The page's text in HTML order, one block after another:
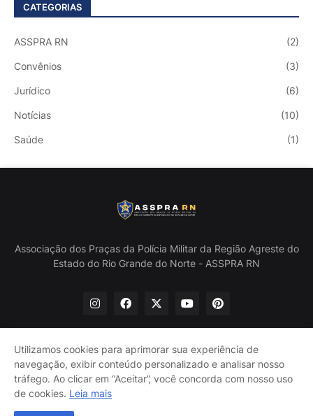
CATEGORIAS
ASSPRA RN (2)
Convênios (3)
Jurídico (6)
Notícias (10)
Saúde (1)
Associação dos Praças da Polícia Militar da Região Agreste do
Estado do Rio Grande do Norte - ASSPRA RN
@ASSPRA RN Todos os direitos reservados. Design por
Início Quem Somos
Política de Privacidade
Contate-nos
Utilizamos cookies para aprimorar sua experiência de
navegação, exibir conteúdo personalizado e analisar nosso
tráfego. Ao clicar em “Aceitar”, você concorda com nosso uso
de cookies. Leia mais